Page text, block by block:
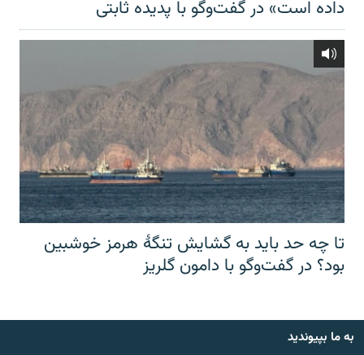
داده است» در گفت‌وگو با پدیده ثابتی
تا چه حد باید به گشایش تنگهٔ هرمز خوشبین
بود؟ در گفت‌وگو با دامون گلریز
به ما بپیوندید